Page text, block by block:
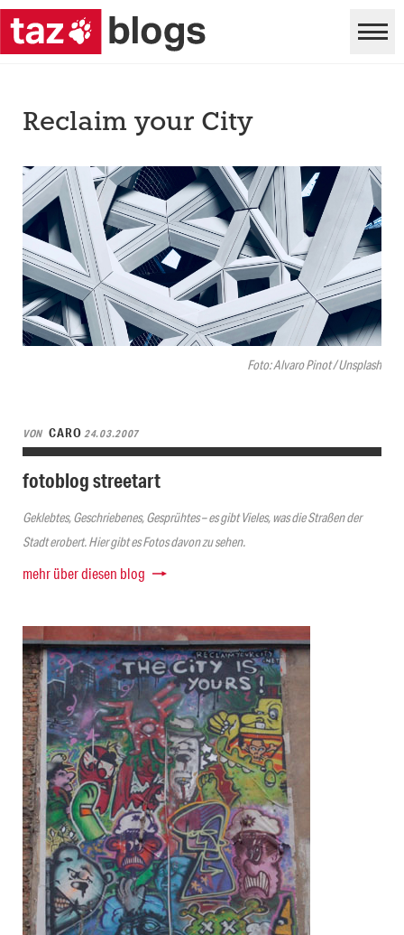
Foto: Alvaro Pinot / Unsplash
Reclaim your City
VON CARO24.03.2007
fotoblog streetart
Geklebtes, Geschriebenes, Gesprühtes – es gibt Vieles, was die Straßen der
Stadt erobert. Hier gibt es Fotos davon zu sehen.
mehr über diesen blog